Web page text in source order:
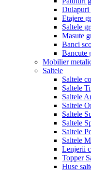
Dulapuri
Etajere
Saltele
Masute
Banci
Bancute
Mobilier
Saltele
Saltele
Saltele
Saltele
Saltele
Saltele
Saltele
Saltele
Saltele
Lenjerii
Topper
Huse